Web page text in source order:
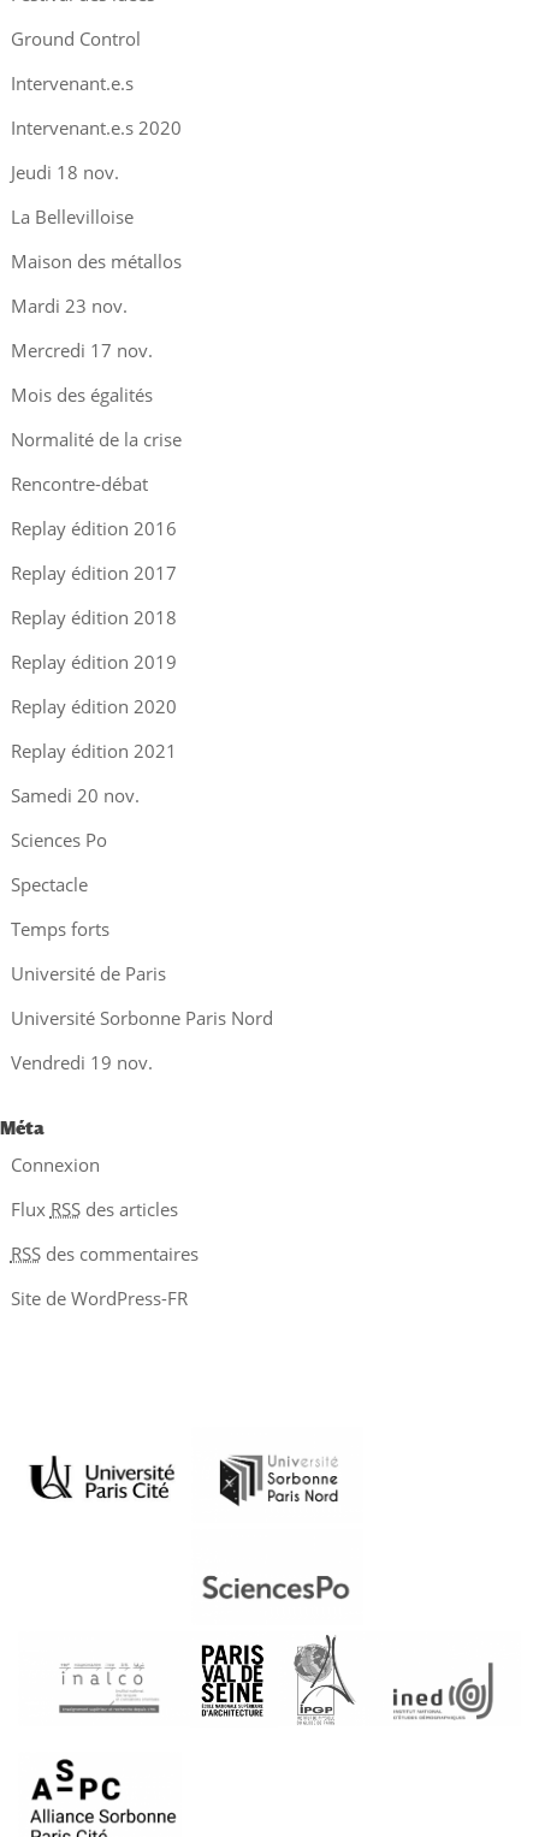
Ground Control
Intervenant.e.s
Intervenant.e.s 2020
Jeudi 18 nov.
La Bellevilloise
Maison des métallos
Mardi 23 nov.
Mercredi 17 nov.
Mois des égalités
Normalité de la crise
Rencontre-débat
Replay édition 2016
Replay édition 2017
Replay édition 2018
Replay édition 2019
Replay édition 2020
Replay édition 2021
Samedi 20 nov.
Sciences Po
Spectacle
Temps forts
Université de Paris
Université Sorbonne Paris Nord
Vendredi 19 nov.
Méta
Connexion
Flux RSSdes articles
RSSdes commentaires
Site de WordPress-FR